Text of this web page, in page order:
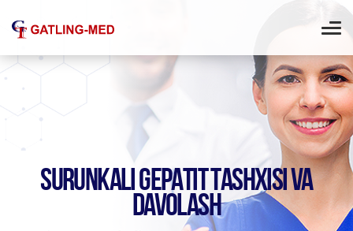
SURUNKALI GEPATIT TASHXISI VA
DAVOLASH